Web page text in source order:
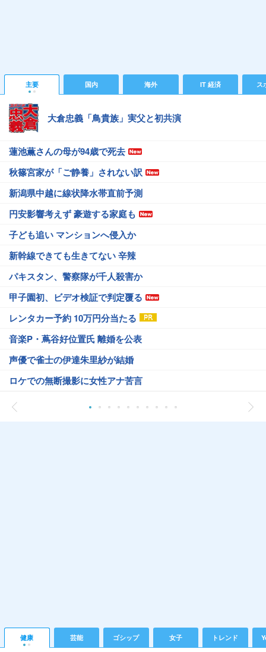
主要 国内 海外 IT 経済 ス
大倉忠義「鳥貴族」実父と初共演
蓮池薫さんの母が94歳で死去
秋篠宮家が「ご静養」されない訳
新潟県中越に線状降水帯直前予測
円安影響考えず 豪遊する家庭も
子ども追い マンションへ侵入か
新幹線できても生きてない 辛辣
パキスタン、警察隊が千人殺害か
甲子園初、ビデオ検証で判定覆る
レンタカー予約 10万円分当たる
音楽P・蔦谷好位置氏 離婚を公表
声優で雀士の伊達朱里紗が結婚
ロケでの無断撮影に女性アナ苦言
健康 芸能 ゴシップ 女子 トレンド